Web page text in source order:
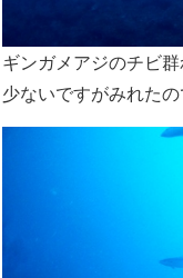
ギンガメアジのチビ
少ないですがみれたの